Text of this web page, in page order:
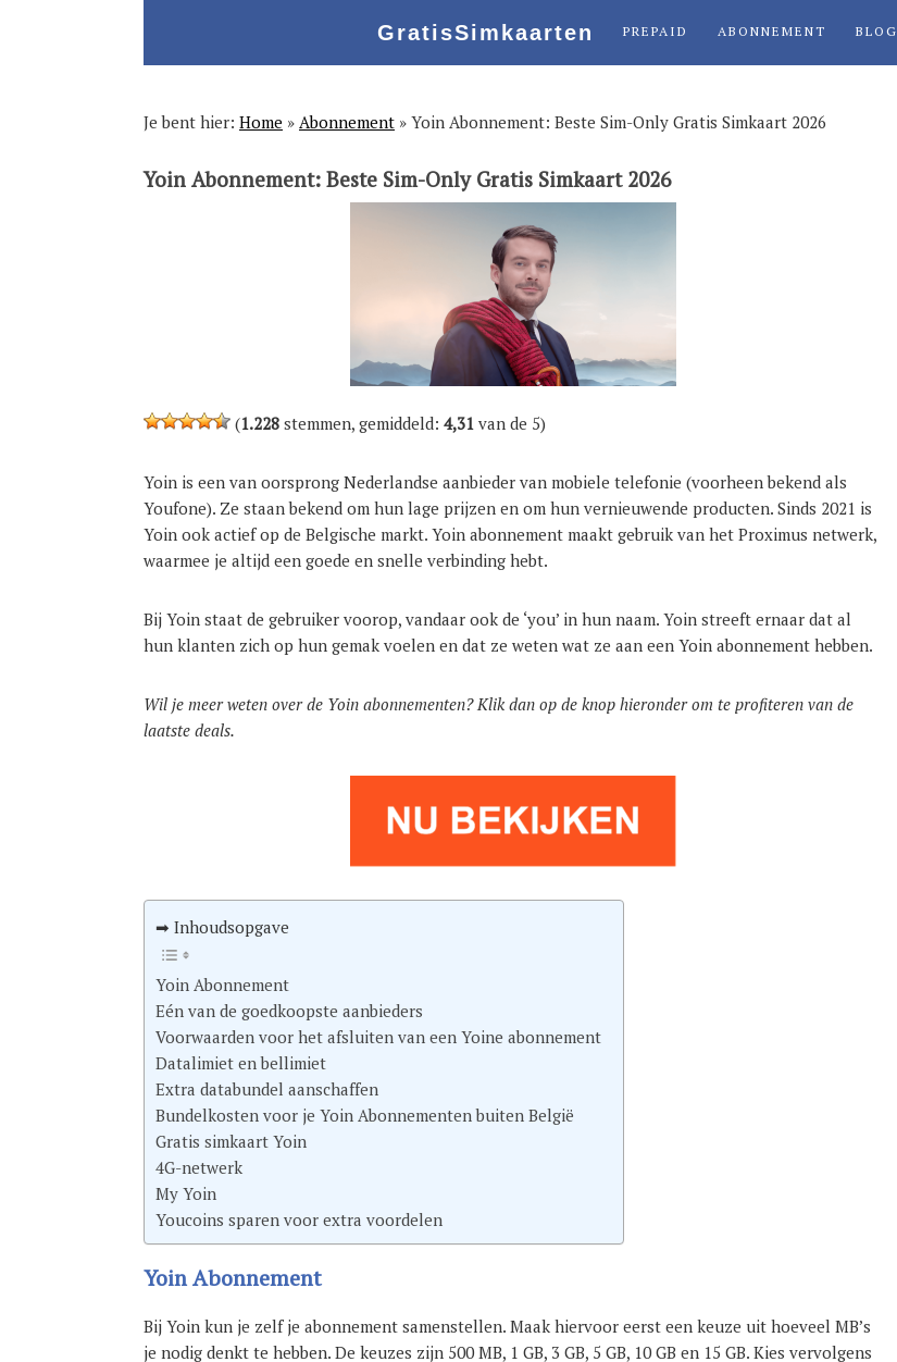
de
de
inhoud
de
sidebar
de
PREPAID ABONNEMENT BLOG
Je bent hier: Home » Abonnement » Yoin Abonnement: Beste Sim-Only Gratis Simkaart 2026
Yoin Abonnement: Beste Sim-Only Gratis Simkaart 2026
(1.228 stemmen, gemiddeld: 4,31 van de 5)
Yoin is een van oorsprong Nederlandse aanbieder van mobiele telefonie (voorheen bekend als
Youfone). Ze staan bekend om hun lage prijzen en om hun vernieuwende producten. Sinds 2021 is
Yoin ook actief op de Belgische markt. Yoin abonnement maakt gebruik van het Proximus netwerk,
waarmee je altijd een goede en snelle verbinding hebt.
Bij Yoin staat de gebruiker voorop, vandaar ook de ‘you’ in hun naam. Yoin streeft ernaar dat al
hun klanten zich op hun gemak voelen en dat ze weten wat ze aan een Yoin abonnement hebben.
Wil je meer weten over de Yoin abonnementen? Klik dan op de knop hieronder om te profiteren van de
laatste deals.
➡ Inhoudsopgave
Yoin Abonnement
Eén van de goedkoopste aanbieders
Voorwaarden voor het afsluiten van een Yoine abonnement
Datalimiet en bellimiet
Extra databundel aanschaffen
Bundelkosten voor je Yoin Abonnementen buiten België
Gratis simkaart Yoin
4G-netwerk
My Yoin
Youcoins sparen voor extra voordelen
Yoin Abonnement
Bij Yoin kun je zelf je abonnement samenstellen. Maak hiervoor eerst een keuze uit hoeveel MB’s
je nodig denkt te hebben. De keuzes zijn 500 MB, 1 GB, 3 GB, 5 GB, 10 GB en 15 GB. Kies vervolgens